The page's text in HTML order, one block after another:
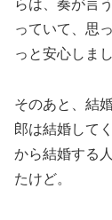
らは、奏が言
っていて、思
っと安心しま
そのあと、結
郎は結婚して
から結婚する
たけど。